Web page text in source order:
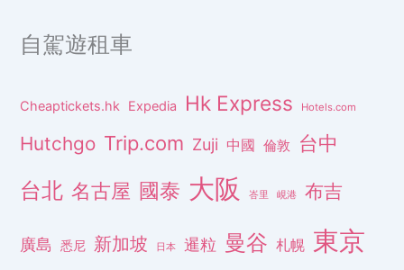
自駕遊租車
Cheaptickets.hk Expedia Hk Express Hotels.com
Hutchgo Trip.com Zuji 中國 倫敦 台中
台北 名古屋 國泰 大阪 峇里 峴港 布吉
廣島 悉尼 新加坡 日本 暹粒 曼谷 札幌 東京